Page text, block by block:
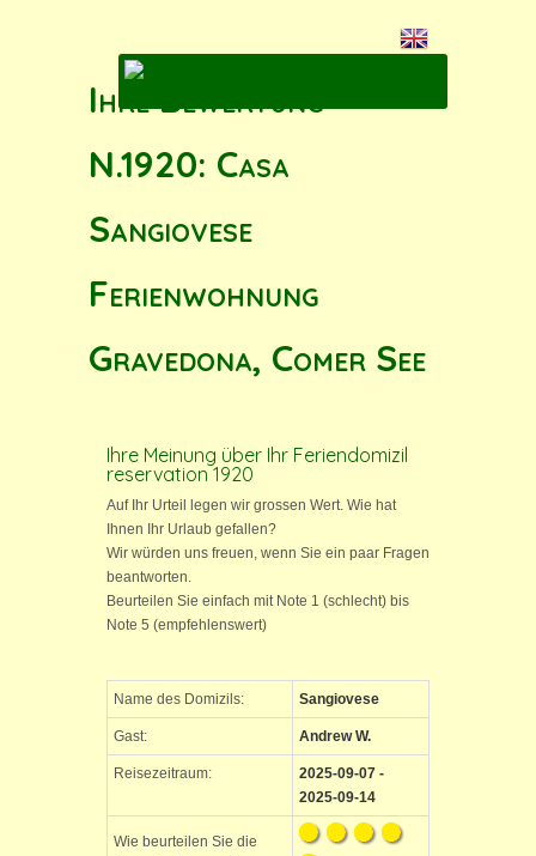
Ihre Bewertung
N.1920: Casa
Sangiovese
Ferienwohnung
Gravedona, Comer See
Ihre Meinung über Ihr Feriendomizil
reservation 1920
Auf Ihr Urteil legen wir grossen Wert. Wie hat
Ihnen Ihr Urlaub gefallen?
Wir würden uns freuen, wenn Sie ein paar Fragen
beantworten.
Beurteilen Sie einfach mit Note 1 (schlecht) bis
Note 5 (empfehlenswert)
Name des Domizils: Sangiovese
Gast: Andrew W.
Reisezeitraum:
2025-09-07 -
2025-09-14
Wie beurteilen Sie die